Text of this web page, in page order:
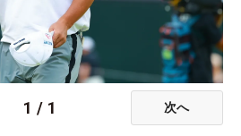
1 / 1 次へ